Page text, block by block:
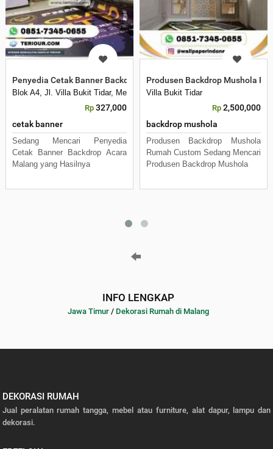
Penyedia Cetak Banner Backdrop Acara Malang
Blok A4, Jl. Villa Bukit Tidar, Merjosari, Kec. Lowokwaru, Kota Malang,
Rp 327,000
cetak banner
Sedang Mencari Penyedia
Cetak Banner Backdrop Acara
Malang yang Hasilnya
Produsen Backdrop Mushola
Villa Bukit Tidar
Rp 2,500,000
backdrop mushola
Produsen Backdrop Mushola
Rumah Custom Sedang Mencari
Produsen Backdrop Mushola
INFO LENGKAP
Jawa Timur / Dekorasi Rumah di Malang
DEKORASI RUMAH
Jual peralatan rumah tangga, mebel atau furniture, alat dapur, lampu dan
dekorasi.